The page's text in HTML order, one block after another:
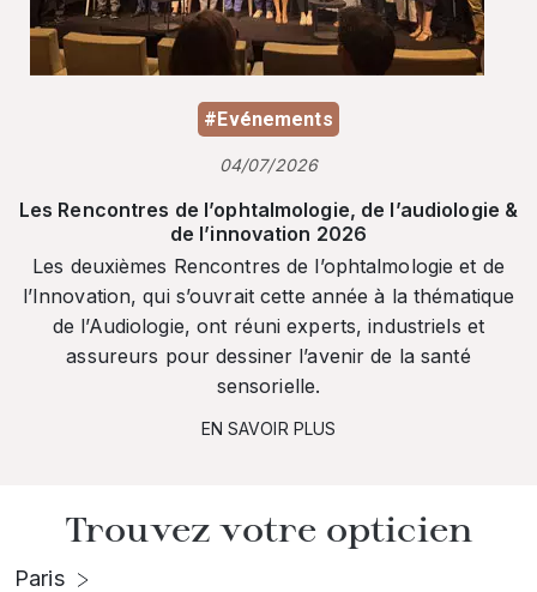
#Evénements
04/07/2026
Les Rencontres de l’ophtalmologie, de l’audiologie &
de l’innovation 2026
Les deuxièmes Rencontres de l’ophtalmologie et de
l’Innovation, qui s’ouvrait cette année à la thématique
de l’Audiologie, ont réuni experts, industriels et
assureurs pour dessiner l’avenir de la santé
sensorielle.
EN SAVOIR PLUS
Trouvez votre opticien
Paris